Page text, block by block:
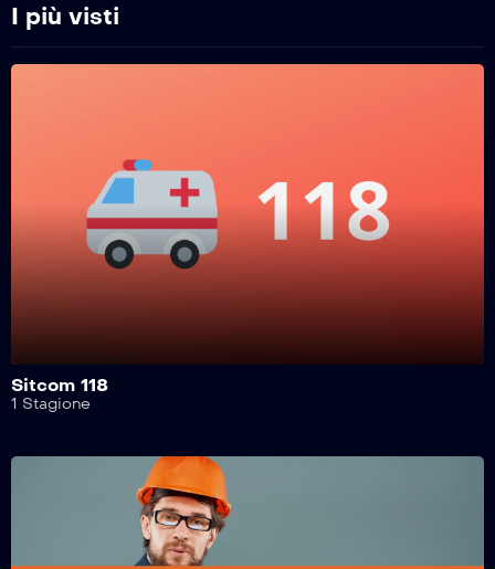
I più visti
Sitcom 118
1 Stagione